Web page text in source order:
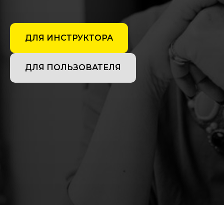
ДЛЯ ИНСТРУКТОРА
ДЛЯ ПОЛЬЗОВАТЕЛЯ